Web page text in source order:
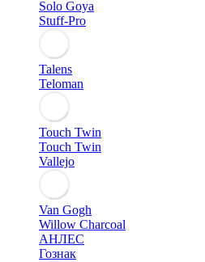
Solo Goya
Stuff-Pro
Talens
Teloman
Touch Twin
Touch Twin
Vallejo
Van Gogh
Willow Charcoal
АНЛЕС
Гознак